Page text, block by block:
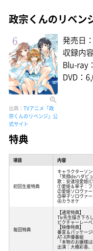
政宗くんのリベン
出典： TVアニメ「政
宗くんのリベンジ」公
式サイト
発売日
収録内
Blu-ray
DVD：
特典
項目 内容
初回生産特典
キャラクターソ
「笑顔deハダピ
歌：安達垣愛姫
①愛姫＆寧子：
②愛姫ソロヴァ
③寧子ソロヴァ
④カラオケ
毎回特典
【通常特典】
Tiv先生描き下ろ
ピクチャーレー
【映像特典】
番宣＆パッケー
AT-X声優番組
「本物のお嬢様
出演：大橋彩香